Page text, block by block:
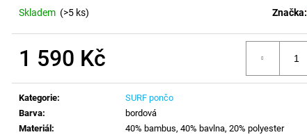
Skladem (>5 ks) Značka:
1 590 Kč
Kategorie:
SURF pončo
Barva:
bordová
Materiál:
40% bambus, 40% bavlna, 20% polyester